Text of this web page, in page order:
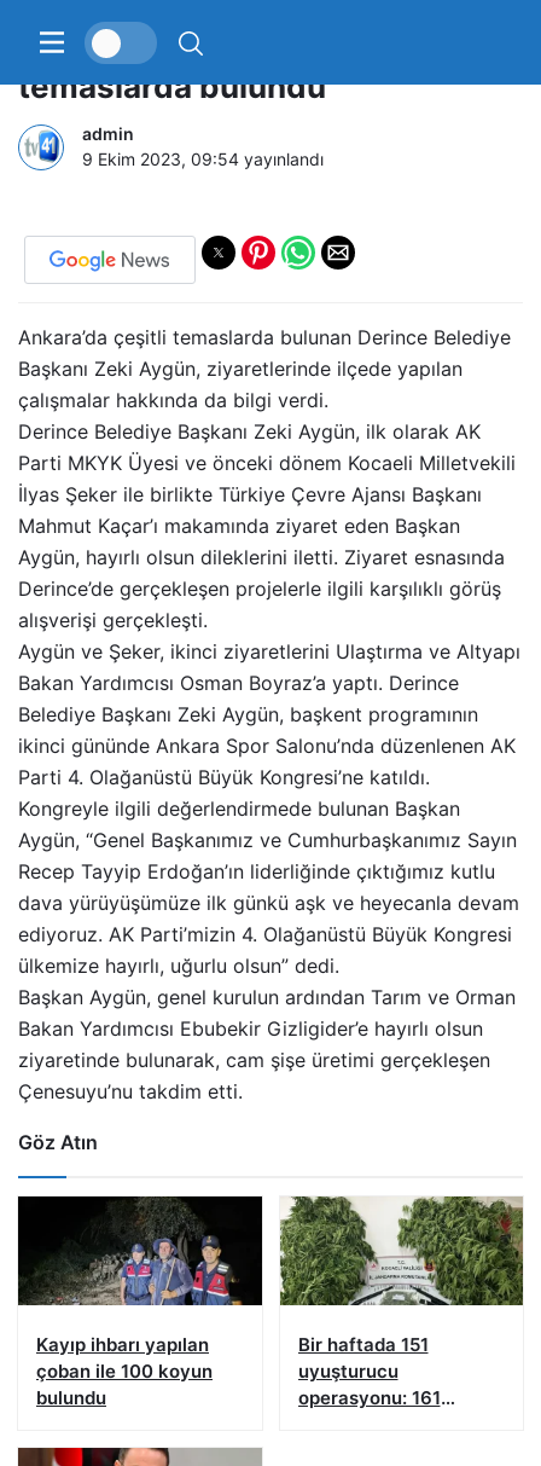
Başkan Aygün Ankara’da
temaslarda bulundu
admin
9 Ekim 2023, 09:54 yayınlandı
Ankara’da çeşitli temaslarda bulunan Derince Belediye
Başkanı Zeki Aygün, ziyaretlerinde ilçede yapılan
çalışmalar hakkında da bilgi verdi.
Derince Belediye Başkanı Zeki Aygün, ilk olarak AK
Parti MKYK Üyesi ve önceki dönem Kocaeli Milletvekili
İlyas Şeker ile birlikte Türkiye Çevre Ajansı Başkanı
Mahmut Kaçar’ı makamında ziyaret eden Başkan
Aygün, hayırlı olsun dileklerini iletti. Ziyaret esnasında
Derince’de gerçekleşen projelerle ilgili karşılıklı görüş
alışverişi gerçekleşti.
Aygün ve Şeker, ikinci ziyaretlerini Ulaştırma ve Altyapı
Bakan Yardımcısı Osman Boyraz’a yaptı. Derince
Belediye Başkanı Zeki Aygün, başkent programının
ikinci gününde Ankara Spor Salonu’nda düzenlenen AK
Parti 4. Olağanüstü Büyük Kongresi’ne katıldı.
Kongreyle ilgili değerlendirmede bulunan Başkan
Aygün, “Genel Başkanımız ve Cumhurbaşkanımız Sayın
Recep Tayyip Erdoğan’ın liderliğinde çıktığımız kutlu
dava yürüyüşümüze ilk günkü aşk ve heyecanla devam
ediyoruz. AK Parti’mizin 4. Olağanüstü Büyük Kongresi
ülkemize hayırlı, uğurlu olsun” dedi.
Başkan Aygün, genel kurulun ardından Tarım ve Orman
Bakan Yardımcısı Ebubekir Gizligider’e hayırlı olsun
ziyaretinde bulunarak, cam şişe üretimi gerçekleşen
Çenesuyu’nu takdim etti.
Göz Atın
Kayıp ihbarı yapılan
çoban ile 100 koyun
bulundu
Bir haftada 151
uyuşturucu
operasyonu: 161